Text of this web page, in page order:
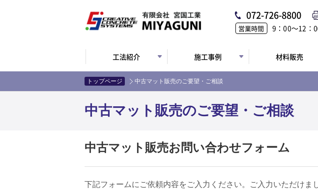
072-726-8800
営業時間 9：00〜12：
工法紹介 施工事例 材料販売
トップページ 中古マット販売のご要望・ご相談
中古マット販売のご要望・ご相談
中古マット販売お問い合わせフォーム
下記フォームにご依頼内容をご入力ください。ご入力いただけま